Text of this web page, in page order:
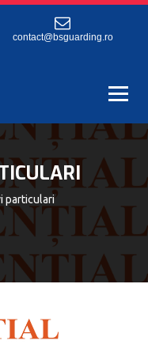
contact@bsguarding.ro
particulari